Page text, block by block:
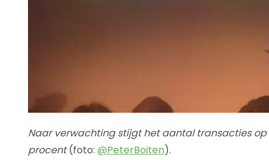
Naar verwachting stijgt het aantal transacties
procent(foto: @PeterBoiten).